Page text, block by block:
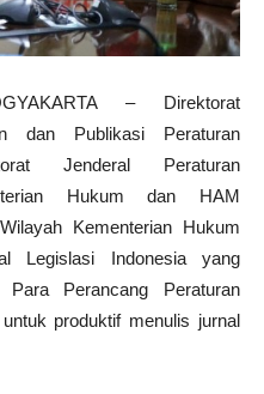
– Direktorat
dan Publikasi Peraturan
Jenderal Peraturan
Hukum dan HAM
Kementerian Hukum
Legislasi Indonesia yang
Perancang Peraturan
produktif menulis jurnal